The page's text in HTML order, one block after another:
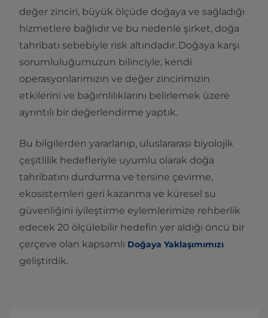
değer zinciri, büyük ölçüde doğaya ve sağladığı
hizmetlere bağlıdır ve bu nedenle şirket, doğa
tahribatı sebebiyle risk altındadır. Doğaya karşı
sorumluluğumuzun bilinciyle, kendi
operasyonlarımızın ve değer zincirimizin
etkilerini ve bağımlılıklarını belirlemek üzere
ayrıntılı bir değerlendirme yaptık.
Bu bilgilerden yararlanıp, uluslararası biyolojik
çeşitlilik hedefleriyle uyumlu olarak doğa
tahribatını durdurma ve tersine çevirme,
ekosistemleri geri kazanma ve küresel su
güvenliğini iyileştirme eylemlerimize rehberlik
edecek 20 ölçülebilir hedefin yer aldığı öncü bir
çerçeve olan kapsamlı Doğaya Yaklaşımımızı
geliştirdik.